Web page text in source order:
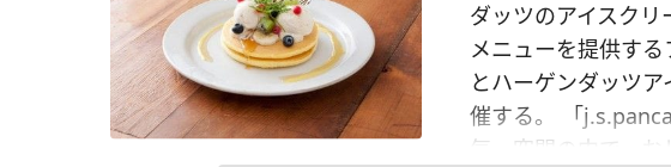
ダッツのアイスク
メニューを提供す
とハーゲンダッツ
催する。 「
気・空間の中で、